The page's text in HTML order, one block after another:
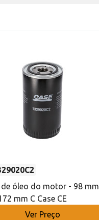
óleo do motor - 98 mm
mm C Case CE
Ver Preço